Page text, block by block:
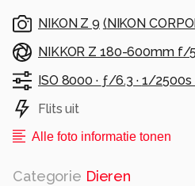
NIKON Z 9 ( NIKON
NIKKOR Z 180-600mm f/
ISO 8000 · ƒ/6.3 · 1/2500s
Flits uit
Alle foto informatie tonen
Categorie Dieren